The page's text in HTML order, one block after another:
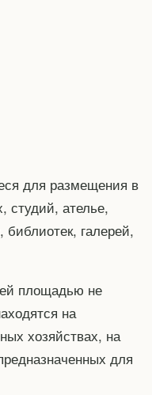
для размещения в
студий, ателье,
библиотек, галерей,
площадью не
на
хозяйствах, на
для